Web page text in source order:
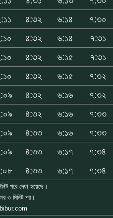
৪:৩২ ৬:১৪
৭:৩০
৪:৩২ ৬:১৪
৭:৩১
৪:৩২ ৬:১৫
৭:৩১
৪:৩২ ৬:১৫
৭:৩২
৪:৩২ ৬:১৬
৭:৩২
৪:৩২ ৬:১৬
৭:৩৩
৪:৩৩ ৬:১৬
৭:৩৩
৪:৩৩ ৬:১৭
৭:৩৪
৪:৩৩ ৬:১৭ ৭:৩৪
পরে দেয়া হয়েছে।
৩ মিনিট পর।